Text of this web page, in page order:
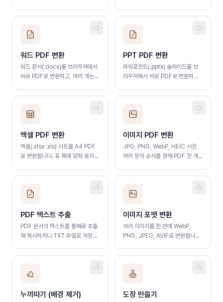
니다.
워드 PDF 변환
워드 문서(.docx)를 브라우저에서
바로 PDF로 변환하고, 여러 개는
PPT PDF 변환
파워포인트(.pptx) 슬라이드를 브
라우저에서 바로 PDF로 변환하고,
니다.
엑셀 PDF 변환
엑셀(.xlsx·.xls) 시트를 A4 PDF
로 변환합니다. 표 폭에 맞춰 용지
이미지 PDF 변환
JPG, PNG, WebP, HEIC 사진
여러 장의 순서를 정해 PDF 한 개
PDF 텍스트 추출
PDF 문서의 텍스트를 통째로 추출
해 복사하거나 TXT 파일로 저장합
이미지 포맷 변환
여러 이미지를 한 번에 WebP,
PNG, JPEG, AVIF로 변환합니다.
다
누끼따기 (배경 제거) 도장 만들기